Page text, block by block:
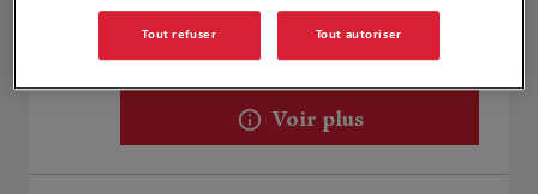
17:30
Voir plus
Tout refuser Tout autoriser